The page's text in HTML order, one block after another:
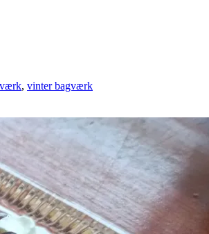
, vinter bagværk